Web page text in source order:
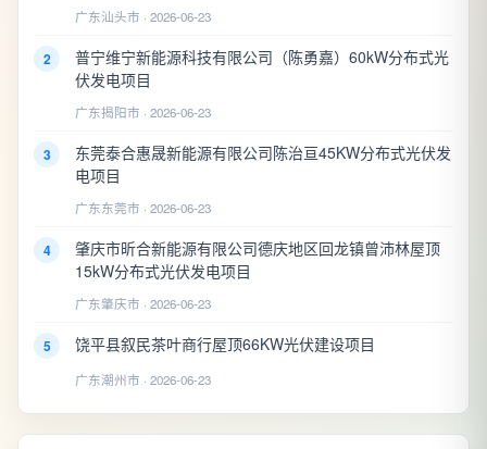
广东汕头市 · 2026-06-23
2
普宁维宁新能源科技有限公司（陈勇嘉）60kW分布式光
伏发电项目
广东揭阳市 · 2026-06-23
3
东莞泰合惠晟新能源有限公司陈治亘45KW分布式光伏发
电项目
广东东莞市 · 2026-06-23
4
肇庆市昕合新能源有限公司德庆地区回龙镇曾沛林屋顶
15kW分布式光伏发电项目
广东肇庆市 · 2026-06-23
5 饶平县叙民茶叶商行屋顶66KW光伏建设项目
广东潮州市 · 2026-06-23